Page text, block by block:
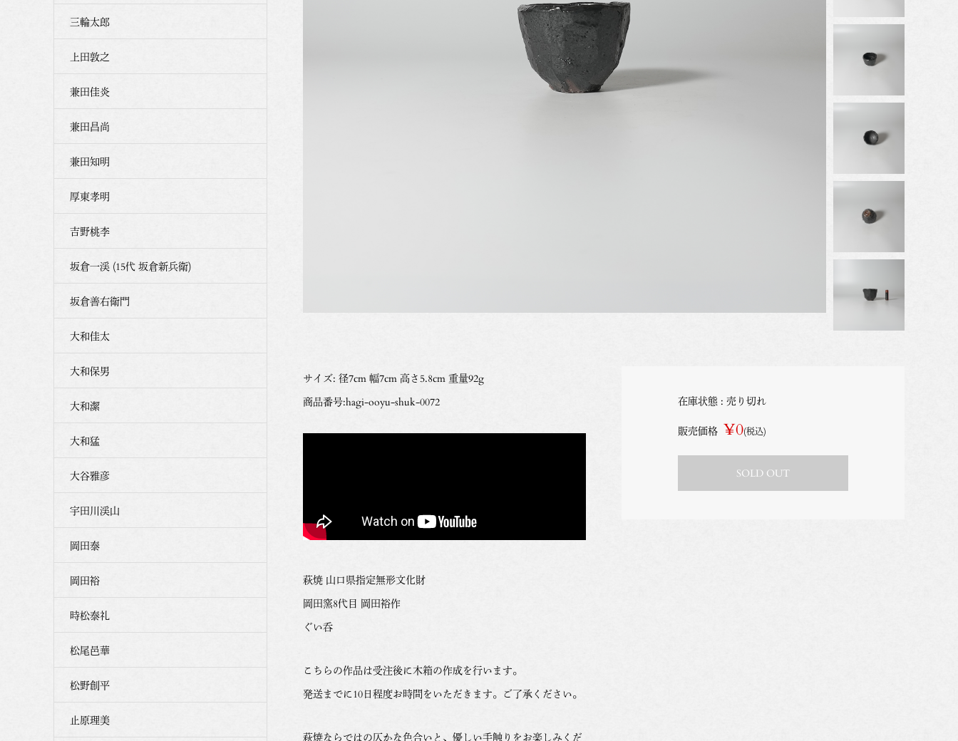
サイズ: 径7cm 幅7cm 高さ5.8cm 重量92g
商品番号:hagi-ooyu-shuk-0072
萩焼 山口県指定無形文化財
岡田窯8代目 岡田裕作
ぐい呑
こちらの作品は受注後に木箱の作成を行います。
発送までに10日程度お時間をいただきます。ご了承ください。
萩焼ならではの仄かな色合いと、優しい手触りをお楽しみくだ
在庫状態 : 売り切れ
販売価格 ¥0(税込)
SOLD OUT
三輪太郎
上田敦之
兼田佳炎
兼田昌尚
兼田知明
厚東孝明
吉野桃李
坂倉一渓 (15代 坂倉新兵衛)
坂倉善右衛門
大和佳太
大和保男
大和潔
大和猛
大谷雅彦
宇田川渓山
岡田泰
岡田裕
時松泰礼
松尾邑華
松野創平
止原理美